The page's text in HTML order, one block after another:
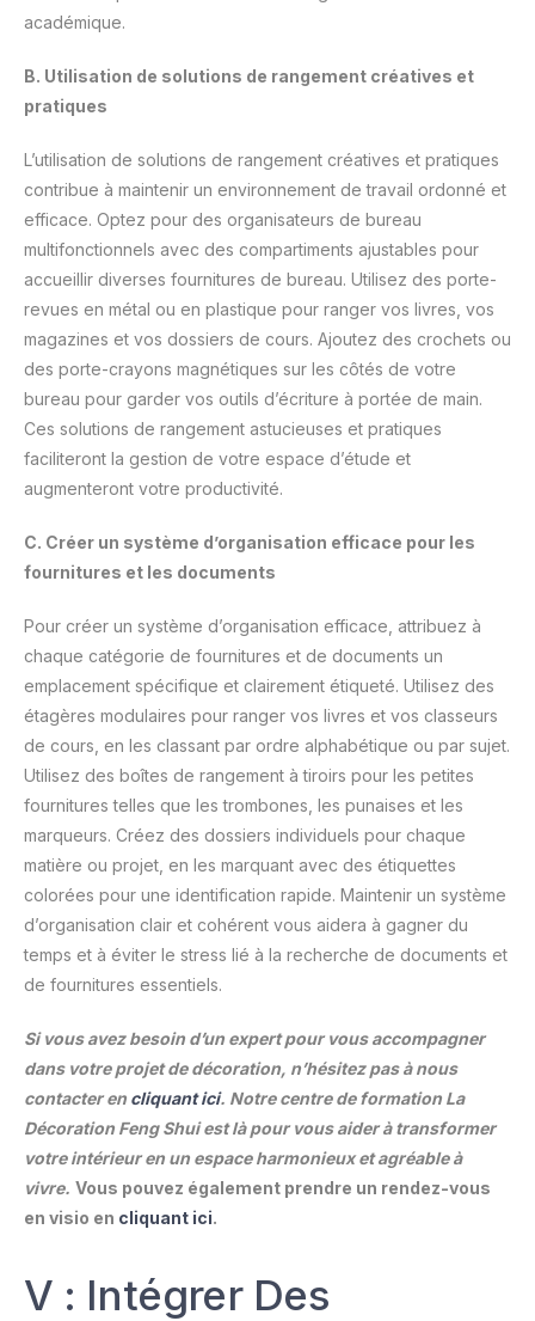
académique.
B. Utilisation de solutions de rangement créatives et
pratiques
L’utilisation de solutions de rangement créatives et pratiques
contribue à maintenir un environnement de travail ordonné et
efficace. Optez pour des organisateurs de bureau
multifonctionnels avec des compartiments ajustables pour
accueillir diverses fournitures de bureau. Utilisez des porte-
revues en métal ou en plastique pour ranger vos livres, vos
magazines et vos dossiers de cours. Ajoutez des crochets ou
des porte-crayons magnétiques sur les côtés de votre
bureau pour garder vos outils d’écriture à portée de main.
Ces solutions de rangement astucieuses et pratiques
faciliteront la gestion de votre espace d’étude et
augmenteront votre productivité.
C. Créer un système d’organisation efficace pour les
fournitures et les documents
Pour créer un système d’organisation efficace, attribuez à
chaque catégorie de fournitures et de documents un
emplacement spécifique et clairement étiqueté. Utilisez des
étagères modulaires pour ranger vos livres et vos classeurs
de cours, en les classant par ordre alphabétique ou par sujet.
Utilisez des boîtes de rangement à tiroirs pour les petites
fournitures telles que les trombones, les punaises et les
marqueurs. Créez des dossiers individuels pour chaque
matière ou projet, en les marquant avec des étiquettes
colorées pour une identification rapide. Maintenir un système
d’organisation clair et cohérent vous aidera à gagner du
temps et à éviter le stress lié à la recherche de documents et
de fournitures essentiels.
Si vous avez besoin d’un expert pour vous accompagner
dans votre projet de décoration, n’hésitez pas à nous
contacter en cliquant ici. Notre centre de formation La
Décoration Feng Shui est là pour vous aider à transformer
votre intérieur en un espace harmonieux et agréable à
vivre. Vous pouvez également prendre un rendez-vous
en visio en cliquant ici.
V : Intégrer Des